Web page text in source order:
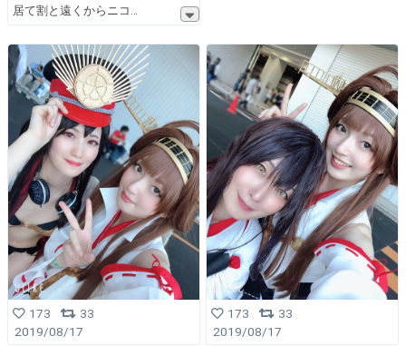
居て割と遠くからニコ
173
33
2019/08/17
173
33
2019/08/17